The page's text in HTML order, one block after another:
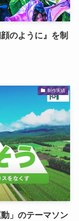
のように』を制
制作実績
」のテーマソン